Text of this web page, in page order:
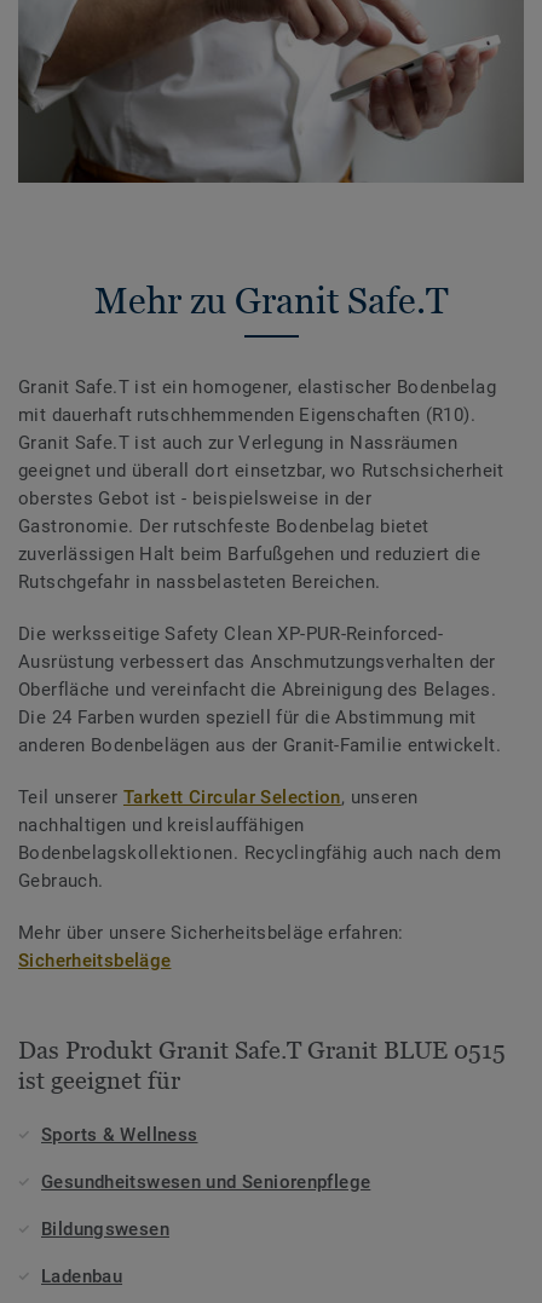
Mehr zu Granit Safe.T
Granit Safe.T ist ein homogener, elastischer Bodenbelag
mit dauerhaft rutschhemmenden Eigenschaften (R10).
Granit Safe.T ist auch zur Verlegung in Nassräumen
geeignet und überall dort einsetzbar, wo Rutschsicherheit
oberstes Gebot ist - beispielsweise in der
Gastronomie. Der rutschfeste Bodenbelag bietet
zuverlässigen Halt beim Barfußgehen und reduziert die
Rutschgefahr in nassbelasteten Bereichen.
Die werksseitige Safety Clean XP-PUR-Reinforced-
Ausrüstung verbessert das Anschmutzungsverhalten der
Oberfläche und vereinfacht die Abreinigung des Belages.
Die 24 Farben wurden speziell für die Abstimmung mit
anderen Bodenbelägen aus der Granit-Familie entwickelt.
Teil unserer Tarkett Circular Selection, unseren
nachhaltigen und kreislauffähigen
Bodenbelagskollektionen. Recyclingfähig auch nach dem
Gebrauch.
Mehr über unsere Sicherheitsbeläge erfahren:
Sicherheitsbeläge
Das Produkt Granit Safe.T Granit BLUE 0515
ist geeignet für
Sports & Wellness
Gesundheitswesen und Seniorenpflege
Bildungswesen
Ladenbau